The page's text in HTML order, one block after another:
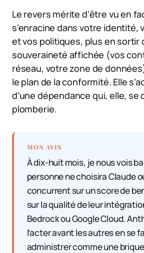
Le revers mérite d’être vu en
s’enracine dans votre identité,
et vos politiques, plus en sortir
souveraineté affichée (vos
réseau, votre zone de
le plan de la conformité. Elle
d’une dépendance qui, elle, se
plomberie.
MON AVIS
À dix-huit mois, je nous vois
personne ne choisira Claude
concurrent sur un score de
sur la qualité de leur
Bedrock ou Google Cloud.
l’acter avant les autres en se
administrer comme une